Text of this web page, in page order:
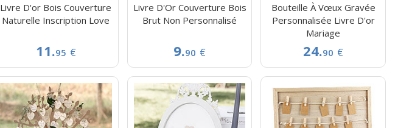
Livre D'or Bois Couverture
Naturelle Inscription Love
11.95 €
Livre D'Or Couverture Bois
Brut Non Personnalisé
9.90 €
Bouteille À Vœux Gravée
Personnalisée Livre D'or
Mariage
24.90 €